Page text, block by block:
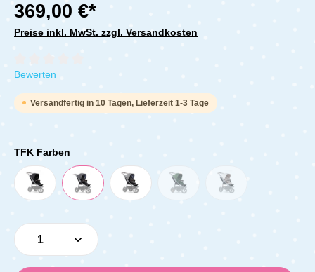
369,00 €*
Preise inkl. MwSt. zzgl. Versandkosten
Durchschnittliche Bewertung von 0 von 5 Sternen
Bewerten
Versandfertig in 10 Tagen, Lieferzeit 1-3 Tage
TFK Farben
Produkt Anzahl: Gib den gewünschten